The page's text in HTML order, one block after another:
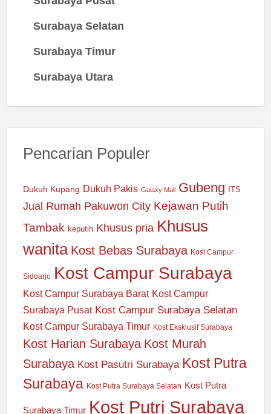
Surabaya Selatan
Surabaya Timur
Surabaya Utara
Pencarian Populer
Dukuh Kupang Dukuh Pakis Galaxy Mall Gubeng ITS
Jual Rumah Pakuwon City Kejawan Putih
Tambak keputih Khusus pria Khusus
wanita Kost Bebas Surabaya Kost Campur
Sidoarjo Kost Campur Surabaya
Kost Campur Surabaya Barat Kost Campur
Surabaya Pusat Kost Campur Surabaya Selatan
Kost Campur Surabaya Timur Kost Eksklusif Surabaya
Kost Harian Surabaya Kost Murah
Surabaya Kost Pasutri Surabaya Kost Putra
Surabaya Kost Putra Surabaya Selatan Kost Putra
Surabaya Timur Kost Putri Surabaya